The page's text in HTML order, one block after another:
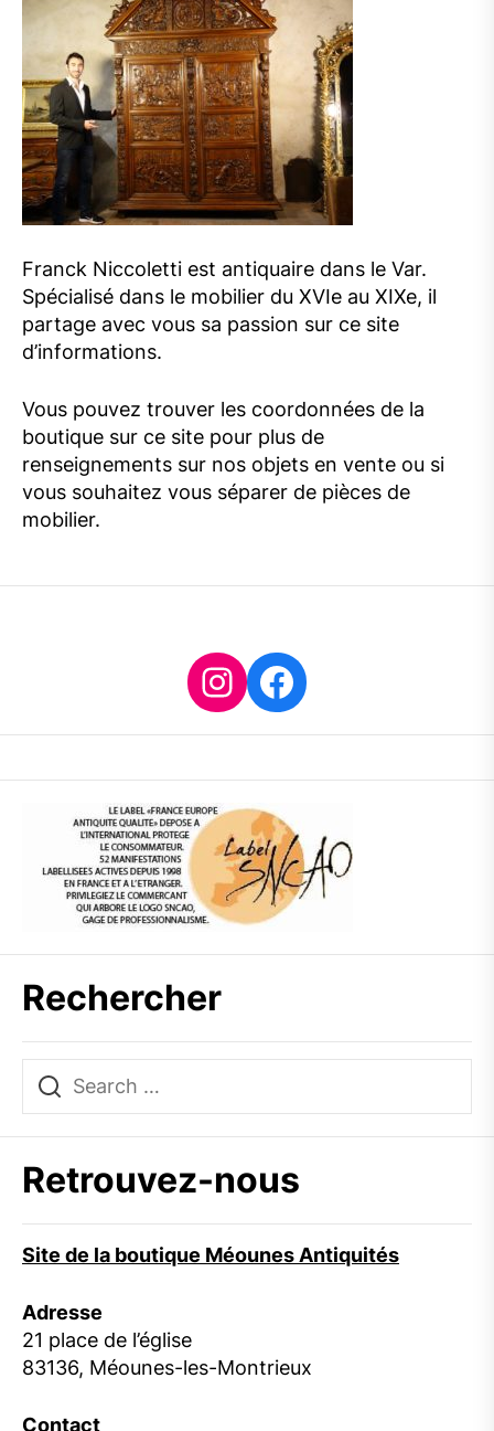
Franck Niccoletti est antiquaire dans le Var.
Spécialisé dans le mobilier du XVIe au XIXe, il
partage avec vous sa passion sur ce site
d’informations.
Vous pouvez trouver les coordonnées de la
boutique sur ce site pour plus de
renseignements sur nos objets en vente ou si
vous souhaitez vous séparer de pièces de
mobilier.
Instagram
Facebook
Rechercher
Retrouvez-nous
Site de la boutique Méounes Antiquités
Adresse
21 place de l’église
83136, Méounes-les-Montrieux
Contact